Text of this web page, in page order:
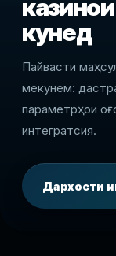
кунед
Пайвасти
мекунем:
параметрҳои
интегратсия.
Дархости